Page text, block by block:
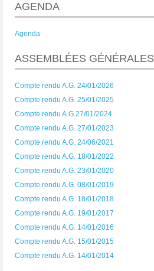
AGENDA
Agenda
ASSEMBLÉES GÉNÉRALES
Compte rendu A.G. 24/01/2026
Compte rendu A.G. 25/01/2025
Compte rendu A.G.27/01/2024
Compte rendu A.G. 27/01/2023
Compte rendu A.G. 24/06/2021
Compte rendu A.G. 18/01/2022
Compte rendu A.G. 23/01/2020
Compte rendu A.G. 08/01/2019
Compte rendu A.G. 18/01/2018
Compte rendu A.G. 19/01/2017
Compte rendu A.G. 14/01/2016
Compte rendu A.G. 15/01/2015
Compte rendu A.G. 14/01/2014